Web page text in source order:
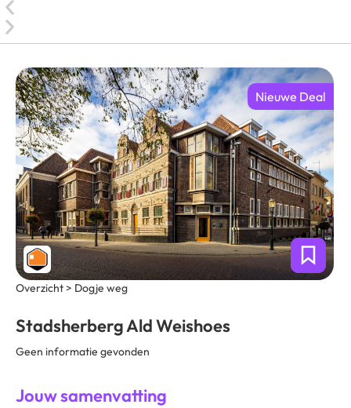
Nieuwe Deal
Overzicht > Dogje weg
Stadsherberg Ald Weishoes
Geen informatie gevonden
Jouw samenvatting